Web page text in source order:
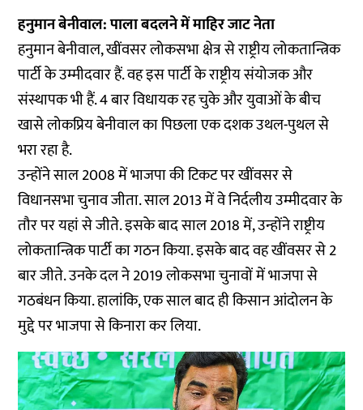
हनुमान बेनीवाल: पाला बदलने में माहिर जाट नेता
हनुमान बेनीवाल, खींवसर लोकसभा क्षेत्र से राष्ट्रीय लोकतान्त्रिक
पार्टी के उम्मीदवार हैं. वह इस पार्टी के राष्ट्रीय संयोजक और
संस्थापक भी हैं. 4 बार विधायक रह चुके और युवाओं के बीच
खासे लोकप्रिय बेनीवाल का पिछला एक दशक उथल-पुथल से
भरा रहा है.
उन्होंने साल 2008 में भाजपा की टिकट पर खींवसर से
विधानसभा चुनाव जीता. साल 2013 में वे निर्दलीय उम्मीदवार के
तौर पर यहां से जीते. इसके बाद साल 2018 में, उन्होंने राष्ट्रीय
लोकतान्त्रिक पार्टी का गठन किया. इसके बाद वह खींवसर से 2
बार जीते. उनके दल ने 2019 लोकसभा चुनावों में भाजपा से
गठबंधन किया. हालांकि, एक साल बाद ही किसान आंदोलन के
मुद्दे पर भाजपा से किनारा कर लिया.